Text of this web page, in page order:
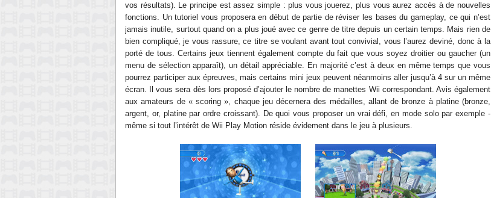
vos résultats). Le principe est assez simple : plus vous jouerez, plus vous aurez accès à de nouvelles
fonctions. Un tutoriel vous proposera en début de partie de réviser les bases du gameplay, ce qui n’est
jamais inutile, surtout quand on a plus joué avec ce genre de titre depuis un certain temps. Mais rien de
bien compliqué, je vous rassure, ce titre se voulant avant tout convivial, vous l’aurez deviné, donc à la
porté de tous. Certains jeux tiennent également compte du fait que vous soyez droitier ou gaucher (un
menu de sélection apparaît), un détail appréciable. En majorité c’est à deux en même temps que vous
pourrez participer aux épreuves, mais certains mini jeux peuvent néanmoins aller jusqu’à 4 sur un même
écran. Il vous sera dès lors proposé d’ajouter le nombre de manettes Wii correspondant. Avis également
aux amateurs de « scoring », chaque jeu décernera des médailles, allant de bronze à platine (bronze,
argent, or, platine par ordre croissant). De quoi vous proposer un vrai défi, en mode solo par exemple -
même si tout l’intérêt de Wii Play Motion réside évidement dans le jeu à plusieurs.